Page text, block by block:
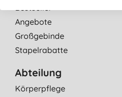
Bestseller
Angebote
Großgebinde
Stapelrabatte
Abteilung
Körperpflege